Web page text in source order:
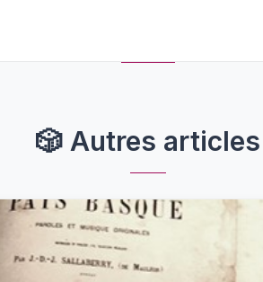
🎲 Autres articles